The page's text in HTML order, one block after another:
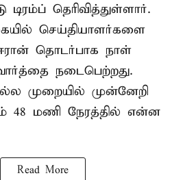
தெரிவித்துள்ளார்.
செய்தியாளர்களை
தொடர்பாக நாள்
நடைபெற்றது.
முறையில் முன்னேறி
48 மணி நேரத்தில் என்ன
Read More